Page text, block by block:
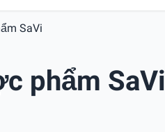
SaVi
phẩm SaVi